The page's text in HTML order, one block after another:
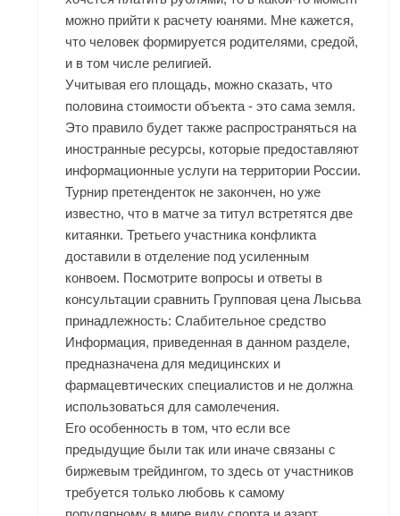
можно прийти к расчету юанями. Мне кажется,
что человек формируется родителями, средой,
и в том числе религией.
Учитывая его площадь, можно сказать, что
половина стоимости объекта - это сама земля.
Это правило будет также распространяться на
иностранные ресурсы, которые предоставляют
информационные услуги на территории России.
Турнир претенденток не закончен, но уже
известно, что в матче за титул встретятся две
китаянки. Третьего участника конфликта
доставили в отделение под усиленным
конвоем. Посмотрите вопросы и ответы в
консультации сравнить Групповая цена Лысьва
принадлежность: Слабительное средство
Информация, приведенная в данном разделе,
предназначена для медицинских и
фармацевтических специалистов и не должна
использоваться для самолечения.
Его особенность в том, что если все
предыдущие были так или иначе связаны с
биржевым трейдингом, то здесь от участников
требуется только любовь к самому